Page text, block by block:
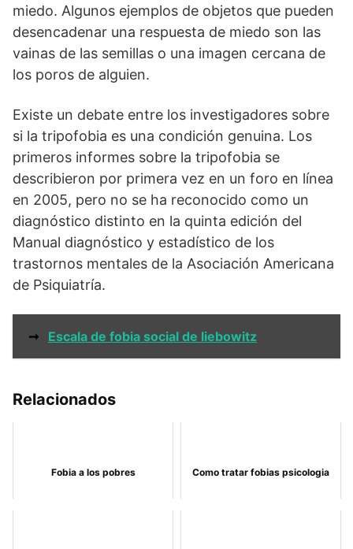
miedo. Algunos ejemplos de objetos que pueden
desencadenar una respuesta de miedo son las
vainas de las semillas o una imagen cercana de
los poros de alguien.
Existe un debate entre los investigadores sobre
si la tripofobia es una condición genuina. Los
primeros informes sobre la tripofobia se
describieron por primera vez en un foro en línea
en 2005, pero no se ha reconocido como un
diagnóstico distinto en la quinta edición del
Manual diagnóstico y estadístico de los
trastornos mentales de la Asociación Americana
de Psiquiatría.
➞ Escala de fobia social de liebowitz
Relacionados
Fobia a los pobres Como tratar fobias psicologia